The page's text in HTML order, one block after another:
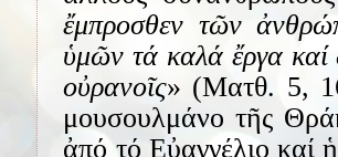
ἔμπροσθεν τῶν
ὑμῶν τά καλά ἔργα
οὐρανοῖς» (Ματθ. 5,
μουσουλμάνο τῆς
ἀπό τό Εὐαγγέλιο καί